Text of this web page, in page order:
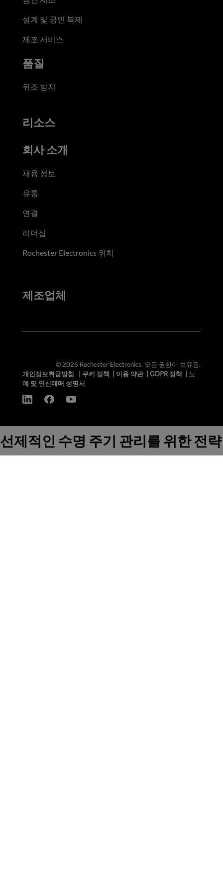
설계 및 공인 복제
제조 서비스
품질
위조 방지
리소스
회사 소개
채용 정보
유통
연결
리더십
Rochester Electronics 위치
제조업체
© 2026 Rochester Electronics. 모든 권한이 보유됨.
개인정보취급방침
쿠키 정책 이용 약관| GDPR 정책
노
예 및 인신매매 성명서
선제적인 수명 주기 관리를 위한 전략